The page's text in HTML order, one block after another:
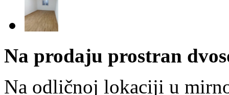
Na prodaju prostran
Na odličnoj lokaciji u